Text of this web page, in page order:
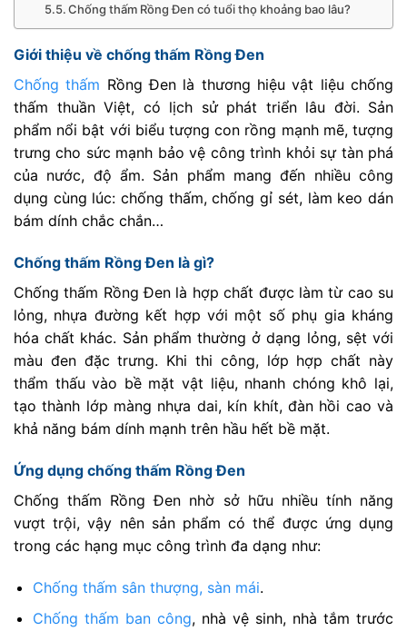
Chống thấm Rồng Đen có tuổi thọ khoảng bao lâu?
Giới thiệu về chống thấm Rồng Đen
Chống thấm Rồng Đen là thương hiệu vật liệu chống
thấm thuần Việt, có lịch sử phát triển lâu đời. Sản
phẩm nổi bật với biểu tượng con rồng mạnh mẽ, tượng
trưng cho sức mạnh bảo vệ công trình khỏi sự tàn phá
của nước, độ ẩm. Sản phẩm mang đến nhiều công
dụng cùng lúc: chống thấm, chống gỉ sét, làm keo dán
bám dính chắc chắn…
Chống thấm Rồng Đen là gì?
Chống thấm Rồng Đen là hợp chất được làm từ cao su
lỏng, nhựa đường kết hợp với một số phụ gia kháng
hóa chất khác. Sản phẩm thường ở dạng lỏng, sệt với
màu đen đặc trưng. Khi thi công, lớp hợp chất này
thẩm thấu vào bề mặt vật liệu, nhanh chóng khô lại,
tạo thành lớp màng nhựa dai, kín khít, đàn hồi cao và
khả năng bám dính mạnh trên hầu hết bề mặt.
Ứng dụng chống thấm Rồng Đen
Chống thấm Rồng Đen nhờ sở hữu nhiều tính năng
vượt trội, vậy nên sản phẩm có thể được ứng dụng
trong các hạng mục công trình đa dạng như:
Chống thấm sân thượng, sàn mái.
Chống thấm ban công, nhà vệ sinh, nhà tắm trước